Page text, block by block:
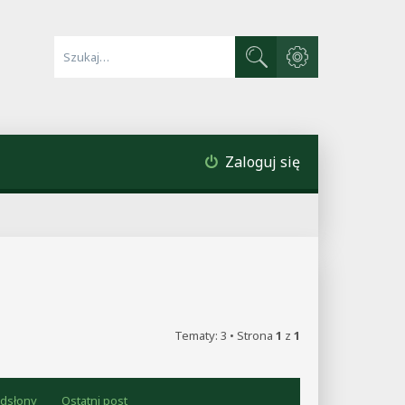
Szukaj
Wyszukiwanie
Zaloguj się
Tematy: 3 • Strona 1 z 1
Ostatni post